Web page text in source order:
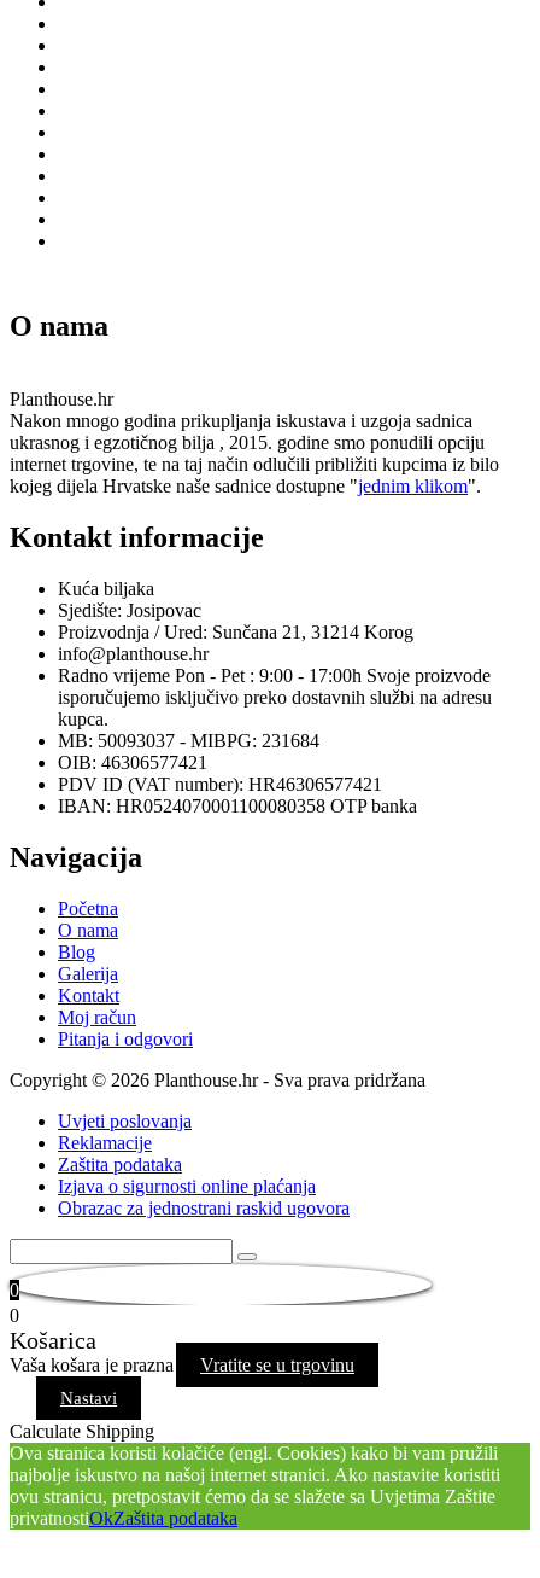
O nama
Planthouse.hr
Nakon mnogo godina prikupljanja iskustava i uzgoja sadnica
ukrasnog i egzotičnog bilja , 2015. godine smo ponudili opciju
internet trgovine, te na taj način odlučili približiti kupcima iz bilo
kojeg dijela Hrvatske naše sadnice dostupne "jednim klikom".
Kontakt informacije
Kuća biljaka
Sjedište: Josipovac
Proizvodnja / Ured: Sunčana 21, 31214 Korog
info@planthouse.hr
Radno vrijeme Pon - Pet : 9:00 - 17:00h Svoje proizvode
isporučujemo isključivo preko dostavnih službi na adresu
kupca.
MB: 50093037 - MIBPG: 231684
OIB: 46306577421
PDV ID (VAT number): HR46306577421
IBAN: HR0524070001100080358 OTP banka
Navigacija
Početna
O nama
Blog
Galerija
Kontakt
Moj račun
Pitanja i odgovori
Copyright © 2026 Planthouse.hr - Sva prava pridržana
Uvjeti poslovanja
Reklamacije
Zaštita podataka
Izjava o sigurnosti online plaćanja
Obrazac za jednostrani raskid ugovora
0
0
Košarica
Vaša košara je prazna Vratite se u trgovinu
Nastavi
Calculate Shipping
Ova stranica koristi kolačiće (engl. Cookies) kako bi vam pružili
najbolje iskustvo na našoj internet stranici. Ako nastavite koristiti
ovu stranicu, pretpostavit ćemo da se slažete sa Uvjetima Zaštite
privatnostiOkZaštita podataka